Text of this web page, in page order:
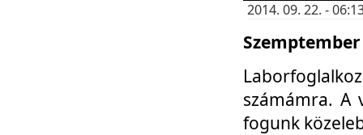
2014. 09. 22. -
számámra. A
fogunk